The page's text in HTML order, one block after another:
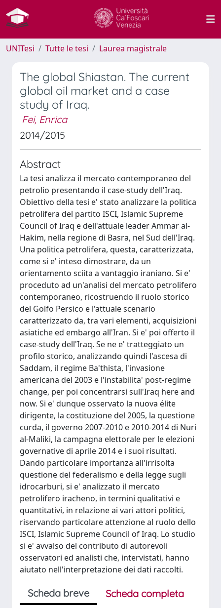
UNITesi Tutte le tesi Laurea magistrale
The global Shiastan. The current
global oil market and a case
study of Iraq.
Fei, Enrica
2014/2015
Abstract
La tesi analizza il mercato contemporaneo del
petrolio presentando il case-study dell'Iraq.
Obiettivo della tesi e' stato analizzare la politica
petrolifera del partito ISCI, Islamic Supreme
Council of Iraq e dell'attuale leader Ammar al-
Hakim, nella regione di Basra, nel Sud dell'Iraq.
Una politica petrolifera, questa, caratterizzata,
come si e' inteso dimostrare, da un
orientamento sciita a vantaggio iraniano. Si e'
proceduto ad un'analisi del mercato petrolifero
contemporaneo, ricostruendo il ruolo storico
del Golfo Persico e l'attuale scenario
caratterizzato da, tra vari elementi, acquisizioni
asiatiche ed embargo all'Iran. Si e' poi offerto il
case-study dell'Iraq. Se ne e' tratteggiato un
profilo storico, analizzando quindi l'ascesa di
Saddam, il regime Ba'thista, l'invasione
americana del 2003 e l'instabilita' post-regime
change, per poi concentrarsi sull'Iraq here and
now. Si e' dunque osservato la nuova élite
dirigente, la costituzione del 2005, la questione
curda, il governo 2007-2010 e 2010-2014 di Nuri
al-Maliki, la campagna elettorale per le elezioni
governative di aprile 2014 e i suoi risultati.
Dando particolare importanza all'irrisolta
questione del federalismo e della legge sugli
idrocarburi, si e' analizzato il mercato
petrolifero iracheno, in termini qualitativi e
quantitativi, in relazione ai vari attori politici,
riservando particolare attenzione al ruolo dello
ISCI, Islamic Supreme Council of Iraq. Lo studio
si e' avvalso del contributo di autorevoli
osservatori ed analisti che, intervistati, hanno
aiutato nell'interpretazione dei dati raccolti.
Scheda breve
Scheda completa